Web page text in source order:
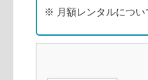
※ 月額レンタルについ